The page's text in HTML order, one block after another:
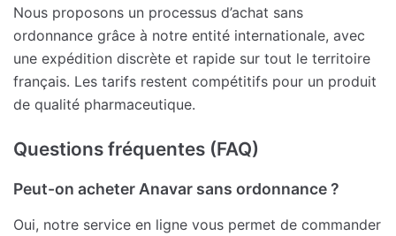
Nous proposons un processus d’achat sans
ordonnance grâce à notre entité internationale, avec
une expédition discrète et rapide sur tout le territoire
français. Les tarifs restent compétitifs pour un produit
de qualité pharmaceutique.
Questions fréquentes (FAQ)
Peut-on acheter Anavar sans ordonnance ?
Oui, notre service en ligne vous permet de commander